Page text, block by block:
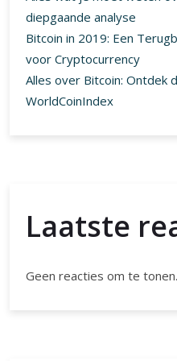
diepgaande analyse
Bitcoin in 2019: Een
voor Cryptocurrency
Alles over Bitcoin: Ontdek
WorldCoinIndex
Laatste
Geen reacties om te tonen.